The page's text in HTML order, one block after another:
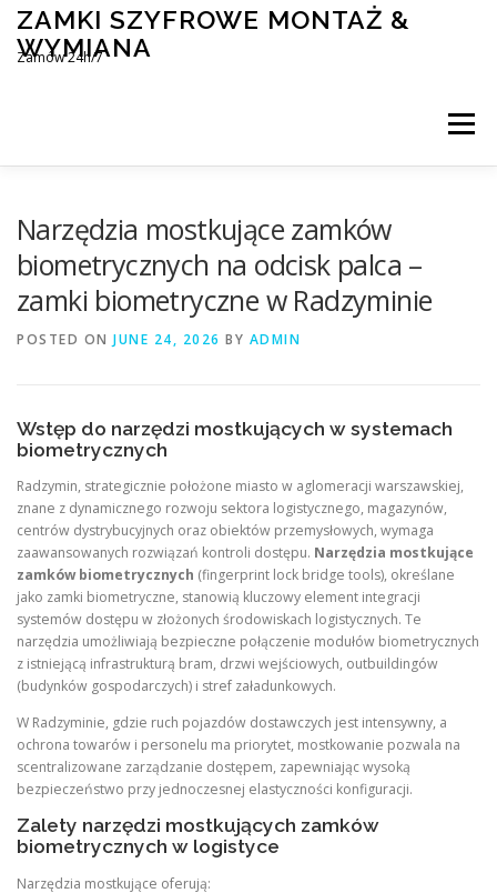
Skip
content
ZAMKI SZYFROWE MONTAŻ &
WYMIANA
Zamów 24h/7
Menu
BLOG KONTAKT
Narzędzia mostkujące zamków
biometrycznych na odcisk palca –
zamki biometryczne w Radzyminie
POSTED ON JUNE 24, 2026 BY ADMIN
Wstęp do narzędzi mostkujących w systemach
biometrycznych
Radzymin, strategicznie położone miasto w aglomeracji warszawskiej,
znane z dynamicznego rozwoju sektora logistycznego, magazynów,
centrów dystrybucyjnych oraz obiektów przemysłowych, wymaga
zaawansowanych rozwiązań kontroli dostępu. Narzędzia mostkujące
zamków biometrycznych (fingerprint lock bridge tools), określane
jako zamki biometryczne, stanowią kluczowy element integracji
systemów dostępu w złożonych środowiskach logistycznych. Te
narzędzia umożliwiają bezpieczne połączenie modułów biometrycznych
z istniejącą infrastrukturą bram, drzwi wejściowych, outbuildingów
(budynków gospodarczych) i stref załadunkowych.
W Radzyminie, gdzie ruch pojazdów dostawczych jest intensywny, a
ochrona towarów i personelu ma priorytet, mostkowanie pozwala na
scentralizowane zarządzanie dostępem, zapewniając wysoką
bezpieczeństwo przy jednoczesnej elastyczności konfiguracji.
Zalety narzędzi mostkujących zamków
biometrycznych w logistyce
Narzędzia mostkujące oferują: